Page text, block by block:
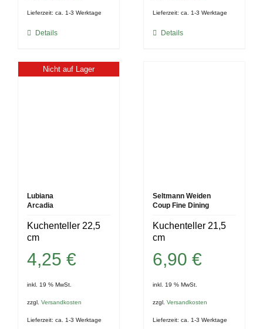
Lieferzeit: ca. 1-3 Werktage
Details
Lieferzeit:ca. 1-3 Werktage
Details
Nicht auf Lager
Lubiana
Arcadia
Kuchenteller 22,5
cm
4,25 €
inkl. 19 % MwSt.
zzgl. Versandkosten
Lieferzeit: ca. 1-3 Werktage
Seltmann Weiden
Coup Fine Dining
Kuchenteller 21,5
cm
6,90€
inkl. 19 % MwSt.
zzgl.Versandkosten
Lieferzeit:ca. 1-3 Werktage